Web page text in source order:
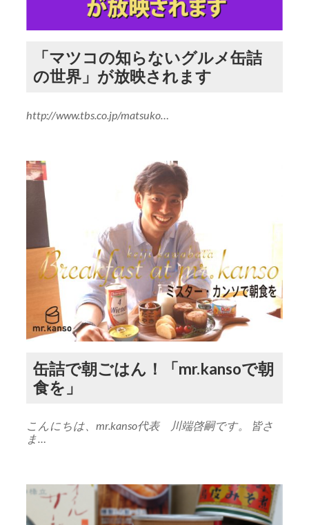
「マツコの知らないグルメ缶詰
の世界」が放映されます
http://www.tbs.co.jp/matsuko…
缶詰で朝ごはん！「mr.kansoで朝
食を」
こんにちは、mr.kanso代表 川端啓嗣です。 皆さ
ま…